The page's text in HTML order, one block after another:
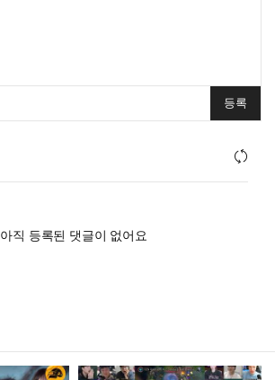
등록
아직 등록된 댓글이 없어요